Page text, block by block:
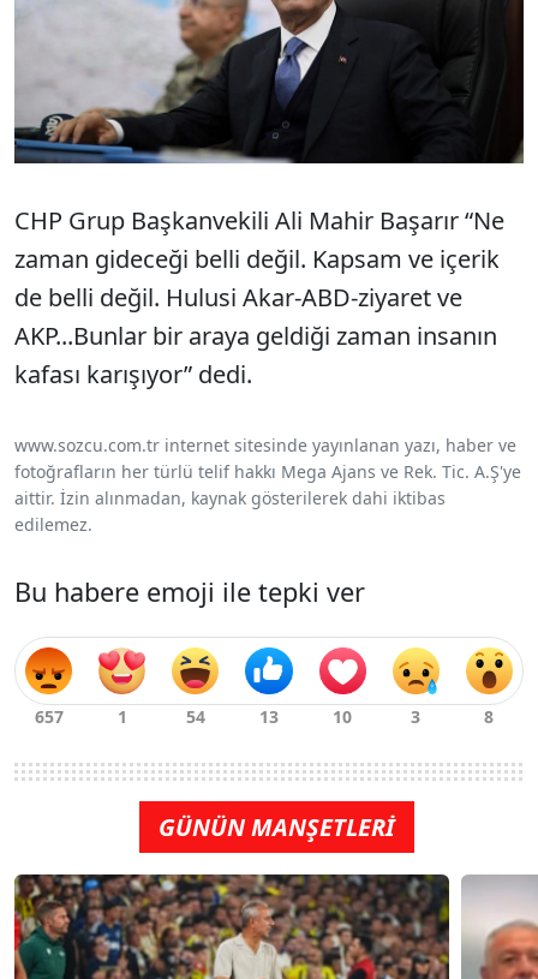
CHP Grup Başkanvekili Ali Mahir Başarır “Ne
zaman gideceği belli değil. Kapsam ve içerik
de belli değil. Hulusi Akar-ABD-ziyaret ve
AKP...Bunlar bir araya geldiği zaman insanın
kafası karışıyor” dedi.
www.sozcu.com.tr internet sitesinde yayınlanan yazı, haber ve
fotoğrafların her türlü telif hakkı Mega Ajans ve Rek. Tic. A.Ş'ye
aittir. İzin alınmadan, kaynak gösterilerek dahi iktibas
edilemez.
Bu habere emoji ile tepki ver
GÜNÜN MANŞETLERİ